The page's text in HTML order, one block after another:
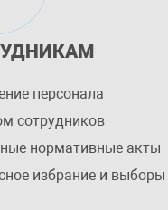
персоналa
сотрудников
нормативные акты
избрание и выборы